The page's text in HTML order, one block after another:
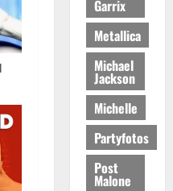
Garrix
Metallica
Michael
Jackson
Michelle
Partyfotos
Post
Malone